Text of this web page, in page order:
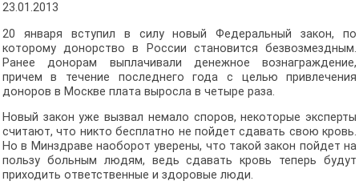
23.01.2013
20 января вступил в силу новый Федеральный закон, по
которому донорство в России становится безвозмездным.
Ранее донорам выплачивали денежное вознаграждение,
причем в течение последнего года с целью привлечения
доноров в Москве плата выросла в четыре раза.
Новый закон уже вызвал немало споров, некоторые эксперты
считают, что никто бесплатно не пойдет сдавать свою кровь.
Но в Минздраве наоборот уверены, что такой закон пойдет на
пользу больным людям, ведь сдавать кровь теперь будут
приходить ответственные и здоровые люди.